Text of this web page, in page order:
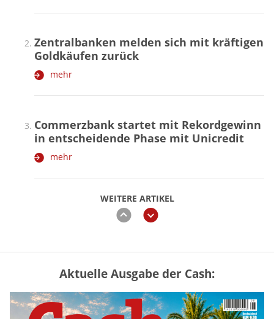
WEITERE ARTIKEL
zurückweiter
Zentralbanken melden sich mit kräftigen
Goldkäufen zurück
mehr
Commerzbank startet mit Rekordgewinn
in entscheidende Phase mit Unicredit
mehr
Mütterrente III Tabelle: So viel Renten-
Nachzahlung ist pro Kind möglich
mehr
Aktuelle Ausgabe der Cash: